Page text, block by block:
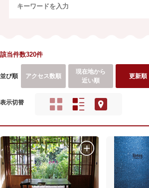
該当件数320件
並び順 アクセス数順
現在地から
近い順
更新順
表示切替